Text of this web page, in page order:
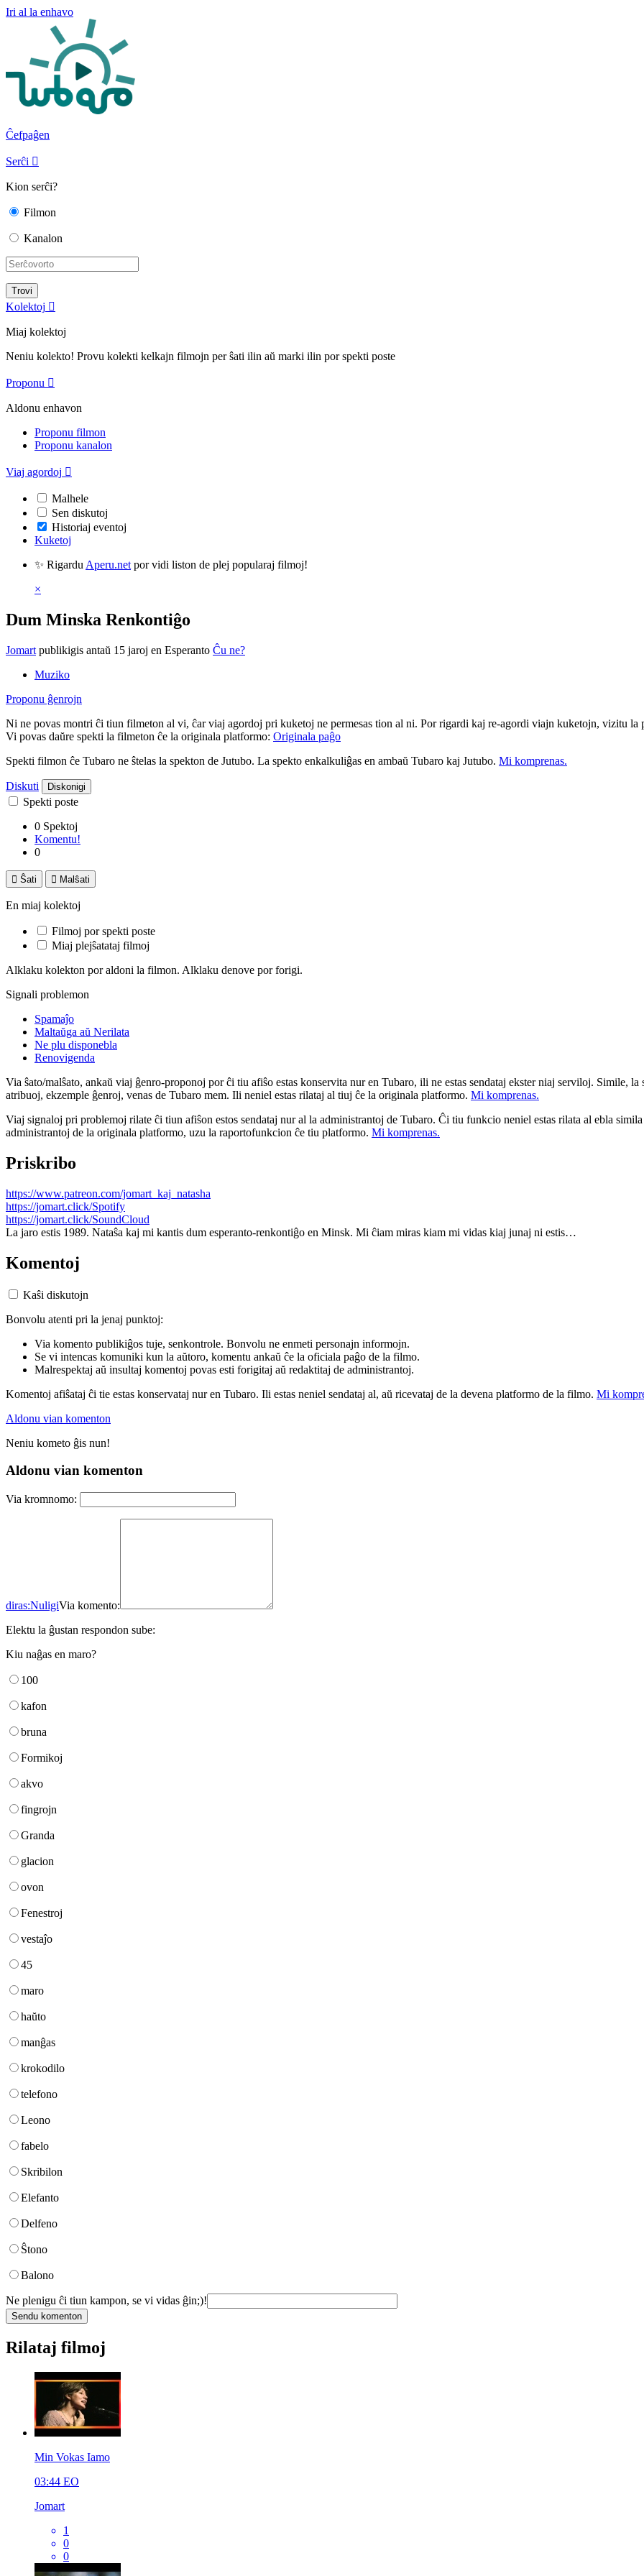
Iri al la enhavo
Ĉefpaĝen
Serĉi 
Kion serĉi?
Filmon
Kanalon
Kolektoj 
Miaj kolektoj
Neniu kolekto! Provu kolekti kelkajn filmojn per ŝati ilin aŭ marki ilin por spekti poste
Proponu 
Aldonu enhavon
Proponu filmon
Proponu kanalon
Viaj agordoj 
Malhele
Sen diskutoj
Historiaj eventoj
Kuketoj
✨ Rigardu Aperu.net por vidi liston de plej popularaj filmoj!
×
Dum Minska Renkontiĝo
Jomart publikigis antaŭ 15 jaroj en Esperanto Ĉu ne?
Muziko
Proponu ĝenrojn
Ni ne povas montri ĉi tiun filmeton al vi, ĉar viaj agordoj pri kuketoj ne permesas tion al ni. Por rigardi kaj re-agordi viajn kuketojn, vizitu la
Vi povas daŭre spekti la filmeton ĉe la originala platformo: Originala paĝo
Spekti filmon ĉe Tubaro ne ŝtelas la spekton de Jutubo. La spekto enkalkuliĝas en ambaŭ Tubaro kaj Jutubo. Mi komprenas.
Diskuti Diskonigi
Spekti poste
0 Spektoj
Komentu!
0
 Ŝati  Malŝati
En miaj kolektoj
Filmoj por spekti poste
Miaj plejŝatataj filmoj
Alklaku kolekton por aldoni la filmon. Alklaku denove por forigi.
Signali problemon
Spamaĵo
Maltaŭga aŭ Nerilata
Ne plu disponebla
Renovigenda
Via ŝato/malŝato, ankaŭ viaj ĝenro-proponoj por ĉi tiu afiŝo estas konservita nur en Tubaro, ili ne estas sendataj ekster niaj serviloj. Simile,
atribuoj, ekzemple ĝenroj, venas de Tubaro mem. Ili neniel estas rilataj al tiuj ĉe la originala platformo. Mi komprenas.
Viaj signaloj pri problemoj rilate ĉi tiun afiŝon estos sendataj nur al la administrantoj de Tubaro. Ĉi tiu funkcio neniel estas rilata al ebla
administrantoj de la originala platformo, uzu la raportofunkcion ĉe tiu platformo. Mi komprenas.
Priskribo
https://www.patreon.com/jomart_kaj_natasha
https://jomart.click/Spotify
https://jomart.click/SoundCloud
La jaro estis 1989. Nataŝa kaj mi kantis dum esperanto-renkontiĝo en Minsk. Mi ĉiam miras kiam mi vidas kiaj junaj ni estis…
Komentoj
Kaŝi diskutojn
Bonvolu atenti pri la jenaj punktoj:
Via komento publikiĝos tuje, senkontrole. Bonvolu ne enmeti personajn informojn.
Se vi intencas komuniki kun la aŭtoro, komentu ankaŭ ĉe la oficiala paĝo de la filmo.
Malrespektaj aŭ insultaj komentoj povas esti forigitaj aŭ redaktitaj de administrantoj.
Komentoj afiŝataj ĉi tie estas konservataj nur en Tubaro. Ili estas neniel sendataj al, aŭ ricevataj de la devena platformo de la filmo. Mi
Aldonu vian komenton
Neniu kometo ĝis nun!
Aldonu vian komenton
Via kromnomo:
diras:NuligiVia komento:
Elektu la ĝustan respondon sube:
Kiu naĝas en maro?
100
kafon
bruna
Formikoj
akvo
fingrojn
Granda
glacion
ovon
Fenestroj
vestaĵo
45
maro
haŭto
manĝas
krokodilo
telefono
Leono
fabelo
Skribilon
Elefanto
Delfeno
Ŝtono
Balono
Ne plenigu ĉi tiun kampon, se vi vidas ĝin;)!
Rilataj filmoj
Min Vokas Iamo
03:44 EO
Jomart
1
0
0